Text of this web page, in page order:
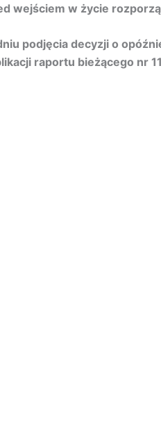
wejściem w życie
podjęcia decyzji o
raportu bieżącego nr